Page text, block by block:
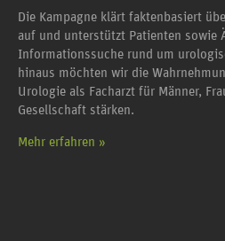
Die Kampagne klärt faktenbasiert
auf und unterstützt Patienten sowie
Informationssuche rund um
hinaus möchten wir die
Urologie als Facharzt für Männer,
Gesellschaft stärken.
Mehr erfahren »